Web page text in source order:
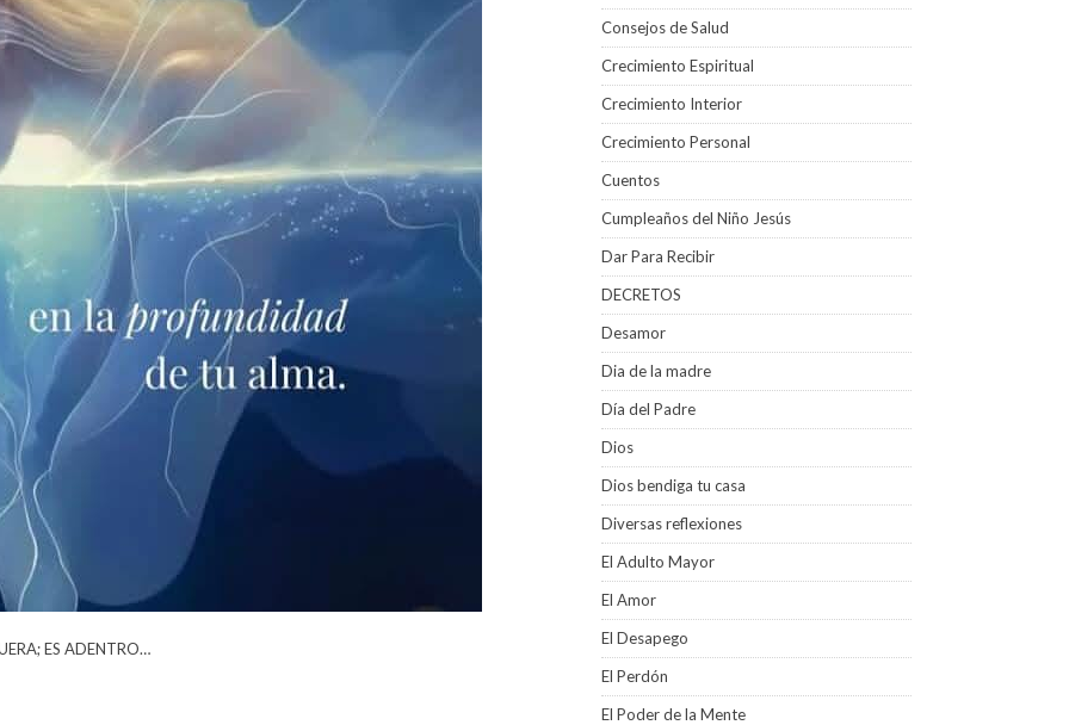
ES ADENTRO…
Consejos de Salud
Crecimiento Espiritual
Crecimiento Interior
Crecimiento Personal
Cuentos
Cumpleaños del Niño Jesús
Dar Para Recibir
DECRETOS
Desamor
Dia de la madre
Día del Padre
Dios
Dios bendiga tu casa
Diversas reflexiones
El Adulto Mayor
El Amor
El Desapego
El Perdón
El Poder de la Mente